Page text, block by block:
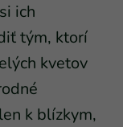
ich
tým, ktorí
kvetov
k blízkym,